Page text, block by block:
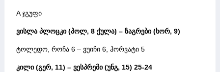
A ჯგუფი
ვისლა პლოცკი (პოლ, 8 ქულა) – ზაგრები (ხორ, 9)
ტოლედო, როჩა 6 – ვუიჩი 6, ჰორვატი 5
კილი (გერ, 11) – ვესპრემი (უნგ, 15) 25-24